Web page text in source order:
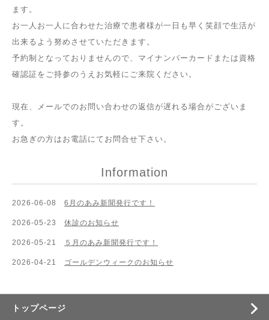
ます。
お一人お一人に合わせた治療で患者様が一日も早く笑顔で生活が
出来るよう努めさせていただきます。
予約制となっておりませんので、マイナンバーカードまたは資格
確認証をご持参のうえお気軽にご来院ください。
現在、メールでのお問い合わせの返信が遅れる場合がございま
す。
お急ぎの方はお電話にてお問合せ下さい。
Information
2026-06-08 6月のあみ新聞発行です！
2026-05-23 休診のお知らせ
2026-05-21 ５月のあみ新聞発行です！
2026-04-21 ゴールデンウィークのお知らせ
トップページ